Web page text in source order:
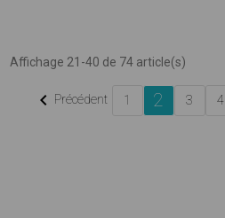
Affichage 21-40 de 74 article(s)
 Précédent 1 2 3 4